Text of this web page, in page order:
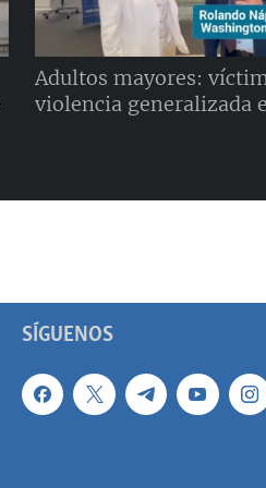
Adultos mayores:
violencia generalizada
SÍGUENOS